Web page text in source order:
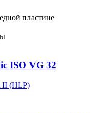
пластине
ISO VG 32
II (HLP)